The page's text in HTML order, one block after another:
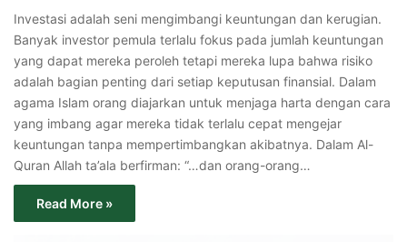
Investasi adalah seni mengimbangi keuntungan dan kerugian.
Banyak investor pemula terlalu fokus pada jumlah keuntungan
yang dapat mereka peroleh tetapi mereka lupa bahwa risiko
adalah bagian penting dari setiap keputusan finansial. Dalam
agama Islam orang diajarkan untuk menjaga harta dengan cara
yang imbang agar mereka tidak terlalu cepat mengejar
keuntungan tanpa mempertimbangkan akibatnya. Dalam Al-
Quran Allah ta’ala berfirman: “…dan orang-orang…
Read More »